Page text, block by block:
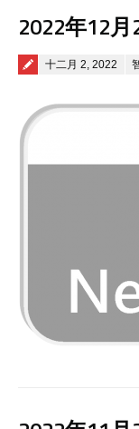
2022年12
Posted on
十二月 2, 2022